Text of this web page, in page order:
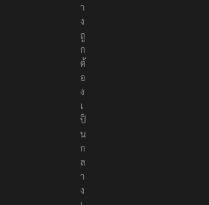
า
ง
ถู
ก
ต้
อ
ง
เ
ป็
น
ก
ล
า
ง